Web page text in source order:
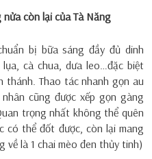
còn lại của Tà Năng
bị bữa sáng đầy đủ dinh
cà chua, dưa leo…đặc biệt
thánh. Thao tác nhanh gọn au
cũng được xếp gọn gàng
trọng nhất không thể quên
có thể đốt được, còn lại mang
về là 1 chai mèo đen thủy tinh)